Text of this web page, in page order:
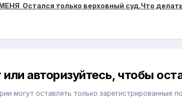
Остался только верховный суд.Что
авторизуйтесь, чтобы
могут оставлять только зарегистрированные